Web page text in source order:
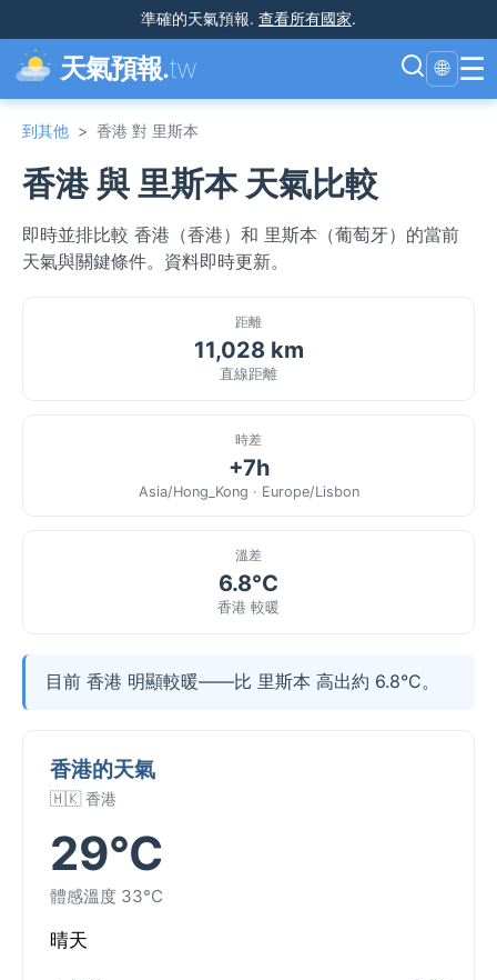
準確的天氣預報. 查看所有國家.
天氣預報.tw 🌐 ☰
到其他 > 香港 對 里斯本
香港 與 里斯本 天氣比較
即時並排比較 香港（香港）和 里斯本（葡萄牙）的當前
天氣與關鍵條件。資料即時更新。
距離
11,028 km
直線距離
時差
+7h
Asia/Hong_Kong · Europe/Lisbon
溫差
6.8°C
香港 較暖
目前 香港 明顯較暖——比 里斯本 高出約 6.8°C。
香港的天氣
🇭🇰 香港
29°C
體感溫度 33°C
晴天